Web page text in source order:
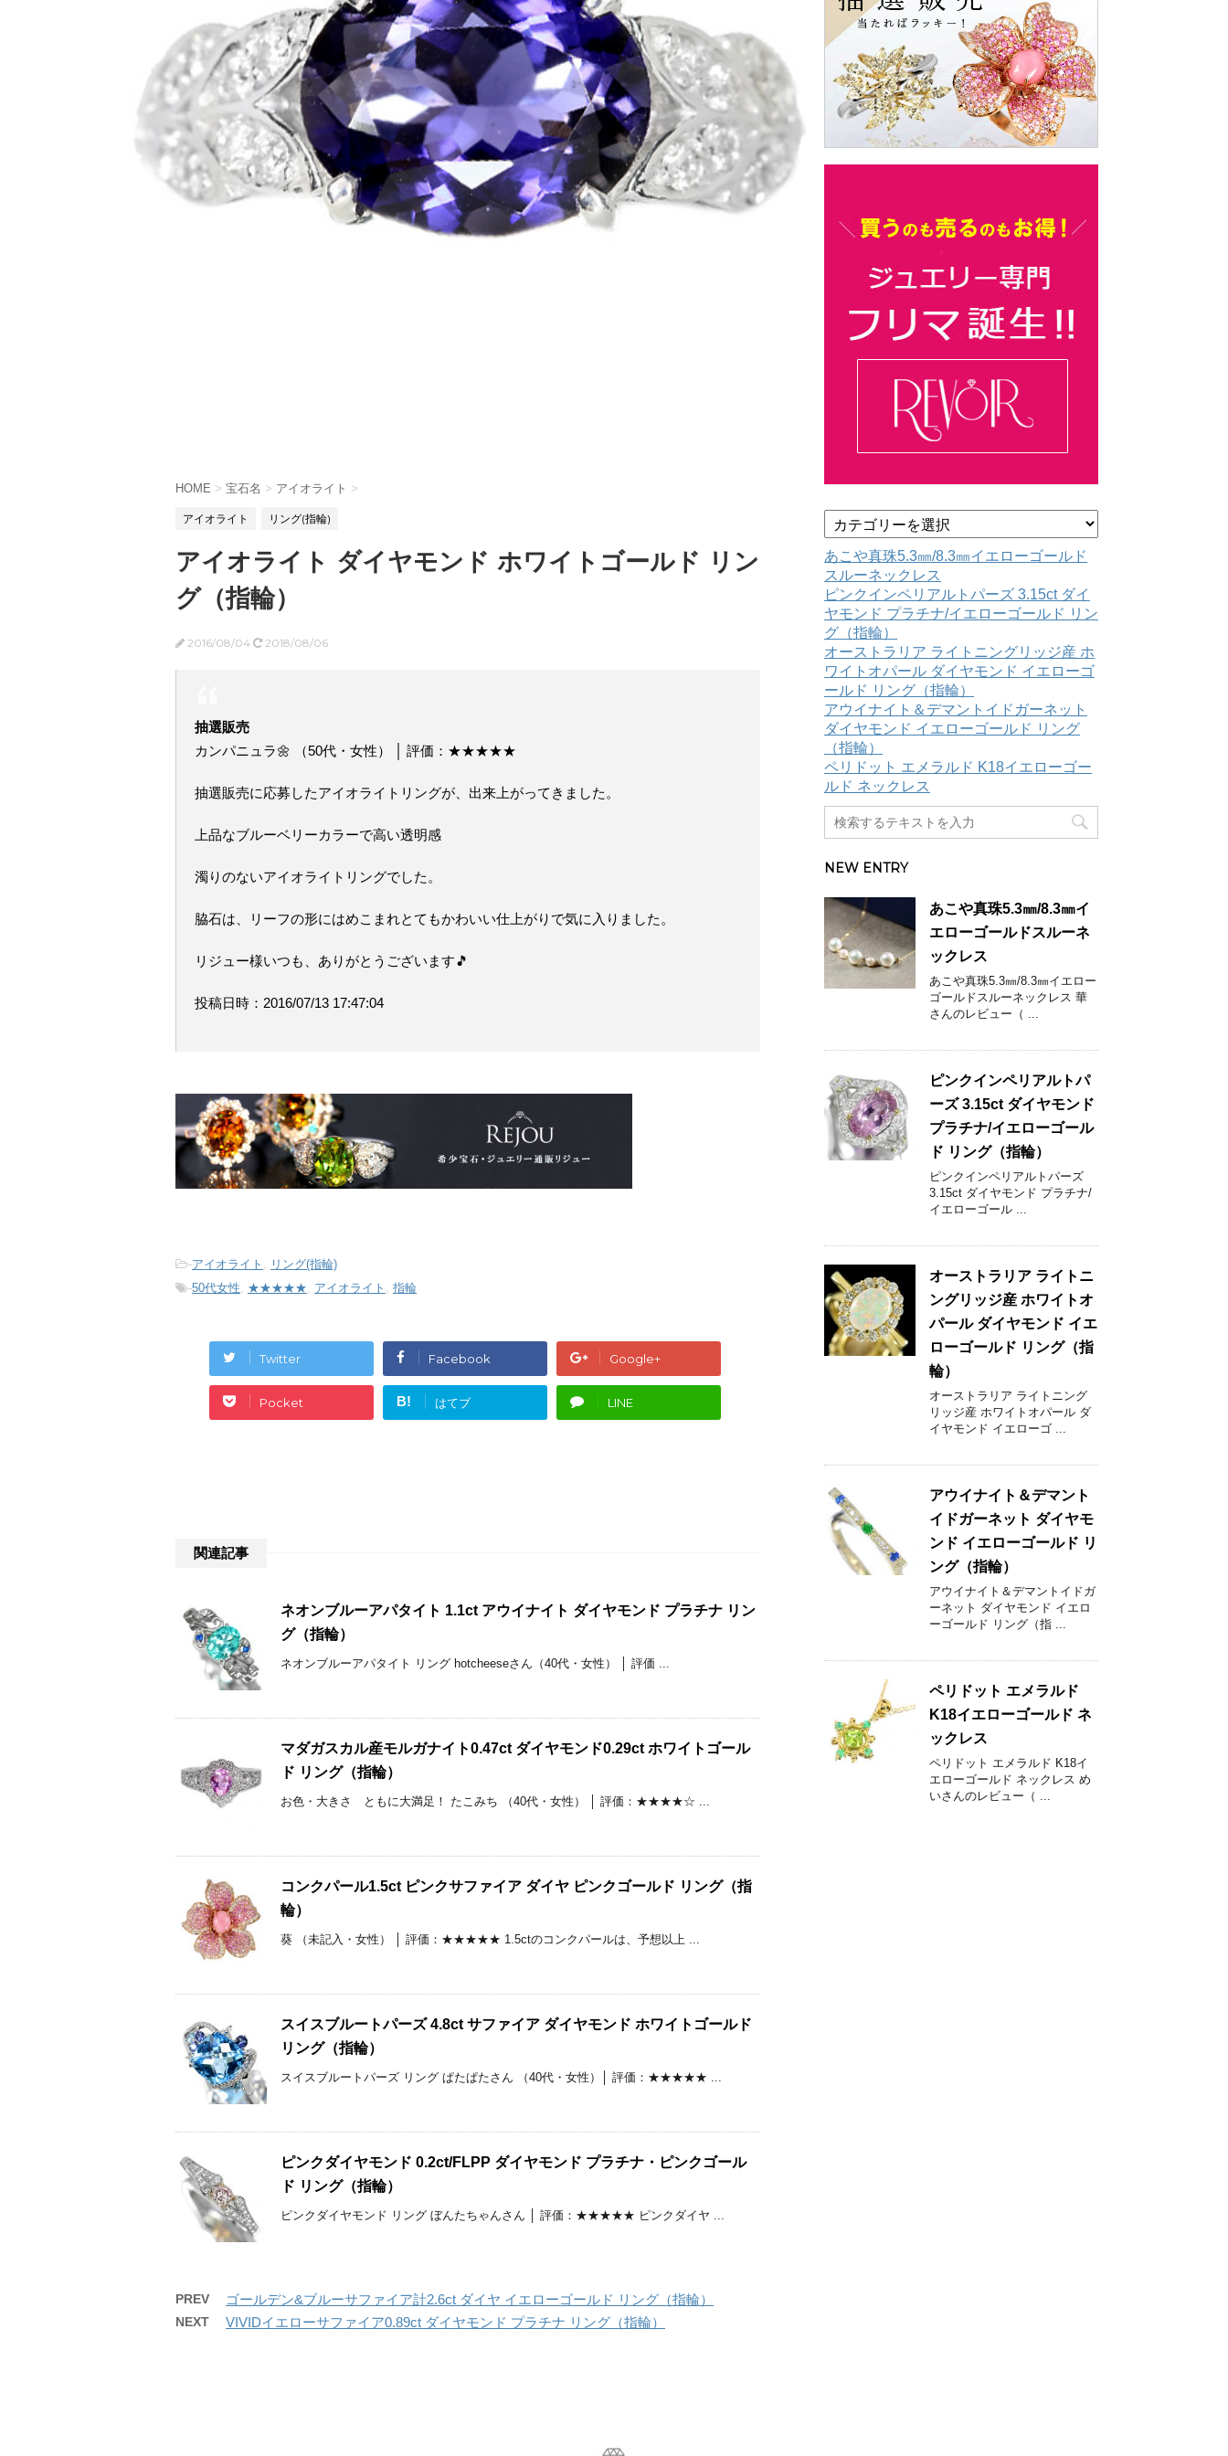
HOME > 宝石名 > アイオライト >
アイオライト リング(指輪)
アイオライト ダイヤモンド ホワイトゴールド リン
グ（指輪）
2016/08/04 2018/08/06
抽選販売
カンパニュラ🌼 （50代・女性） │ 評価：★★★★★
抽選販売に応募したアイオライトリングが、出来上がってきました。
上品なブルーベリーカラーで高い透明感
濁りのないアイオライトリングでした。
脇石は、リーフの形にはめこまれとてもかわいい仕上がりで気に入りました。
リジュー様いつも、ありがとうございます🎵
投稿日時：2016/07/13 17:47:04
-アイオライト , リング(指輪)
-50代女性, ★★★★★, アイオライト , 指輪
Twitter Facebook Google+
Pocket B! はてブ LINE
関連記事
ネオンブルーアパタイト 1.1ct アウイナイト ダイヤモンド プラチナ リン
グ（指輪）
ネオンブルーアパタイト リング hotcheeseさん（40代・女性） │ 評価 ...
マダガスカル産モルガナイト0.47ct ダイヤモンド0.29ct ホワイトゴール
ド リング（指輪）
お色・大きさ ともに大満足！ たこみち （40代・女性） │ 評価：★★★★☆ ...
コンクパール1.5ct ピンクサファイア ダイヤ ピンクゴールド リング（指
輪）
葵 （未記入・女性） │ 評価：★★★★★ 1.5ctのコンクパールは、予想以上 ...
スイスブルートパーズ 4.8ct サファイア ダイヤモンド ホワイトゴールド
リング（指輪）
スイスブルートパーズ リング ぱたぱたさん （40代・女性）│ 評価：★★★★★ ...
ピンクダイヤモンド 0.2ct/FLPP ダイヤモンド プラチナ・ピンクゴール
ド リング（指輪）
ピンクダイヤモンド リング ぼんたちゃんさん │ 評価：★★★★★ ピンクダイヤ ...
PREV ゴールデン&ブルーサファイア計2.6ct ダイヤ イエローゴールド リング（指輪）
NEXT VIVIDイエローサファイア0.89ct ダイヤモンド プラチナ リング（指輪）
テ
ゴ
リ
ー
あこや真珠5.3㎜/8.3㎜イエローゴールド
スルーネックレス
ピンクインペリアルトパーズ 3.15ct ダイ
ヤモンド プラチナ/イエローゴールド リン
グ（指輪）
オーストラリア ライトニングリッジ産 ホ
ワイトオパール ダイヤモンド イエローゴ
ールド リング（指輪）
アウイナイト＆デマントイドガーネット
ダイヤモンド イエローゴールド リング
（指輪）
ペリドット エメラルド K18イエローゴー
ルド ネックレス
NEW ENTRY
あこや真珠5.3㎜/8.3㎜イ
エローゴールドスルーネ
ックレス
あこや真珠5.3㎜/8.3㎜イエロー
ゴールドスルーネックレス 華
さんのレビュー（ ...
ピンクインペリアルトパ
ーズ 3.15ct ダイヤモンド
プラチナ/イエローゴール
ド リング（指輪）
ピンクインペリアルトパーズ
3.15ct ダイヤモンド プラチナ/
イエローゴール ...
オーストラリア ライトニ
ングリッジ産 ホワイトオ
パール ダイヤモンド イエ
ローゴールド リング（指
輪）
オーストラリア ライトニング
リッジ産 ホワイトオパール ダ
イヤモンド イエローゴ ...
アウイナイト＆デマント
イドガーネット ダイヤモ
ンド イエローゴールド リ
ング（指輪）
アウイナイト＆デマントイドガ
ーネット ダイヤモンド イエロ
ーゴールド リング（指 ...
ペリドット エメラルド
K18イエローゴールド ネ
ックレス
ペリドット エメラルド K18イ
エローゴールド ネックレス め
いさんのレビュー（ ...